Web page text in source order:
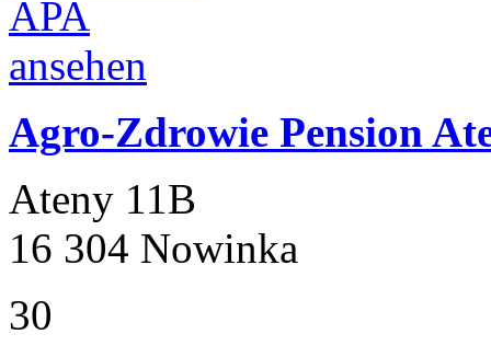
Agro-Zdrowie Pension
Ateny 11B
16 304 Nowinka
30